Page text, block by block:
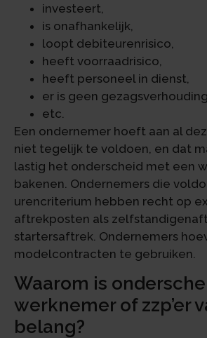
investeert,
is onafhankelijk,
loopt debiteurenrisico,
heeft voorraadrisico,
heeft personeel in dienst,
er is geen gezagsverhouding,
etc.
Een ondernemer hoeft aan al
niet tegelijk te voldoen, en dat
lastig het onderscheid met een
bakenen. Ondernemers die
urencriterium hebben recht op
aftrekposten als
startersaftrek. Ondernemers
modelcontracten te gebruiken.
Waarom is
werknemer of zzp’er
belang?